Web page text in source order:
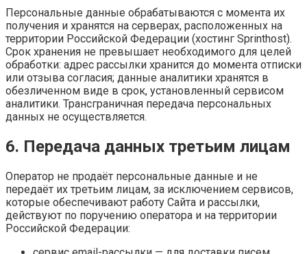
Персональные данные обрабатываются с момента их
получения и хранятся на серверах, расположенных на
территории Российской Федерации (хостинг Sprinthost).
Срок хранения не превышает необходимого для целей
обработки: адрес рассылки хранится до момента отписки
или отзыва согласия; данные аналитики хранятся в
обезличенном виде в срок, установленный сервисом
аналитики. Трансграничная передача персональных
данных не осуществляется.
6. Передача данных третьим лицам
Оператор не продаёт персональные данные и не
передаёт их третьим лицам, за исключением сервисов,
которые обеспечивают работу Сайта и рассылки,
действуют по поручению оператора и на территории
Российской Федерации: